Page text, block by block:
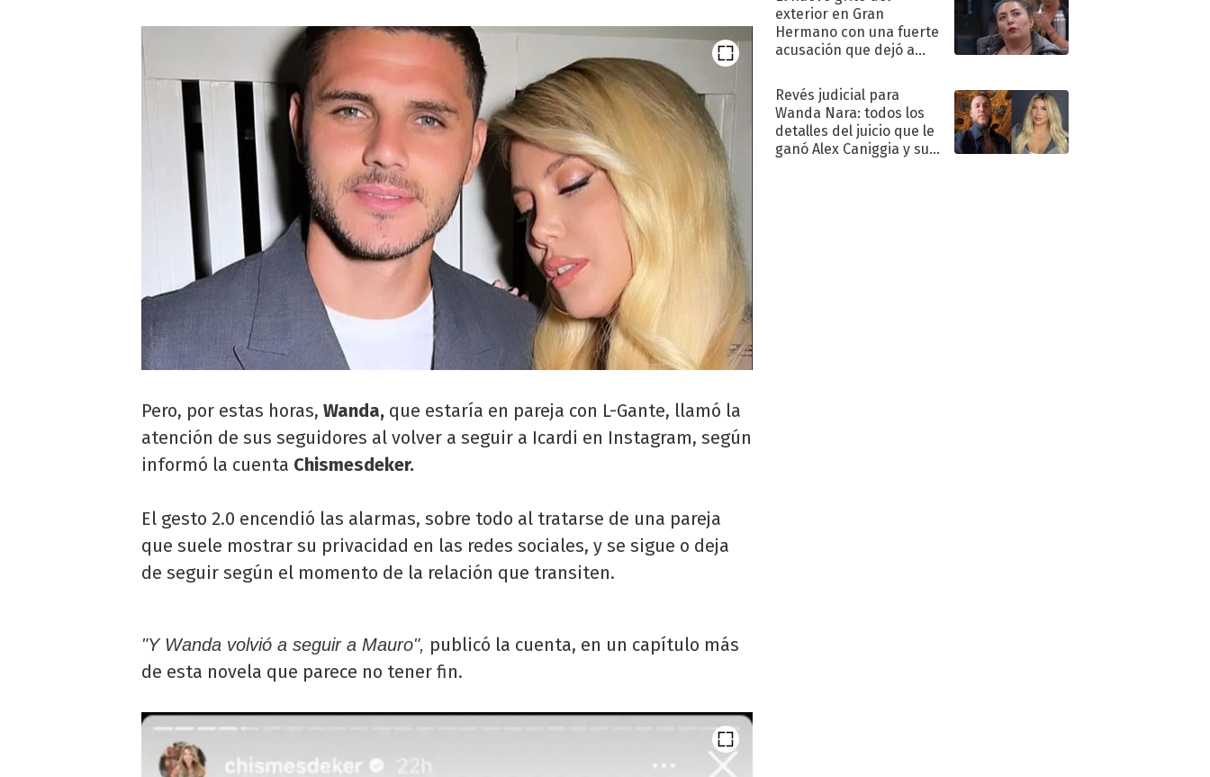
Pero, por estas horas, Wanda, que estaría en pareja con L-Gante, llamó la
atención de sus seguidores al volver a seguir a Icardi en Instagram, según
informó la cuenta Chismesdeker.
El gesto 2.0 encendió las alarmas, sobre todo al tratarse de una pareja
que suele mostrar su privacidad en las redes sociales, y se sigue o deja
de seguir según el momento de la relación que transiten.
"Y Wanda volvió a seguir a Mauro", publicó la cuenta, en un capítulo más
de esta novela que parece no tener fin.
exterior en Gran
Hermano con una fuerte
acusación que dejó a
"Traidora"
Revés judicial para
Wanda Nara: todos los
detalles del juicio que le
ganó Alex Caniggia y sus